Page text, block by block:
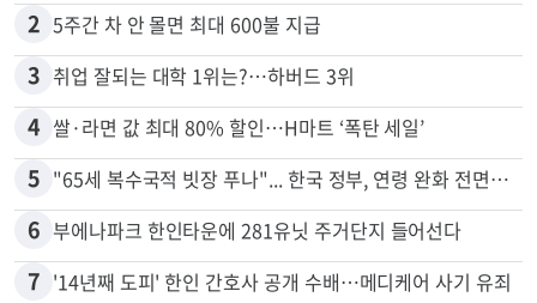
2 5주간 차 안 몰면 최대 600불 지급
3 취업 잘되는 대학 1위는?…하버드 3위
4 쌀·라면 값 최대 80% 할인…H마트 ‘폭탄 세일’
5 "65세 복수국적 빗장 푸나"... 한국 정부, 연령 완화 전면 추진
6 부에나파크 한인타운에 281유닛 주거단지 들어선다
7 '14년째 도피' 한인 간호사 공개 수배…메디케어 사기 유죄